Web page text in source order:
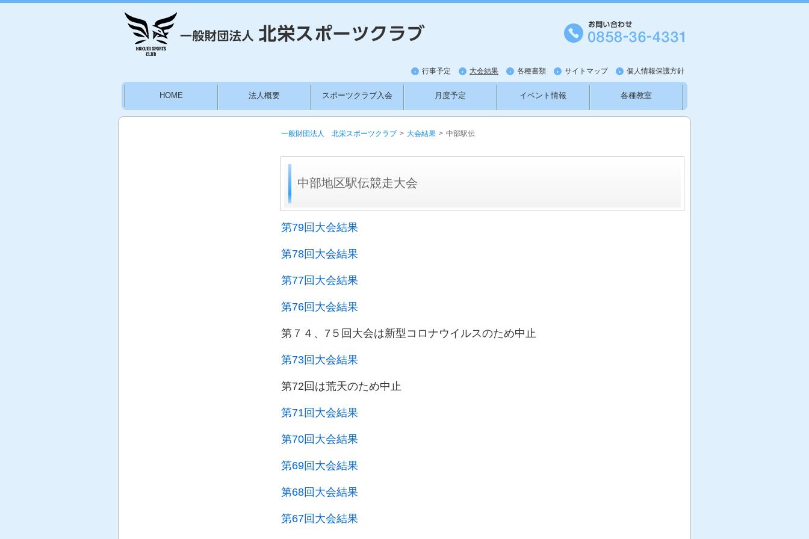
個人情報保護方針
サイトマップ
各種書類
大会結果
行事予定
HOME 法人概要 スポーツクラブ入会 月度予定 イベント情報 各種教室
お問い合わせ 施設紹介 新料金 ワットバイクの利用方法 お知らせ 新型コロナウイルス
一般財団法人 北栄スポーツクラブ > 大会結果 > 中部駅伝
中部地区駅伝競走大会
第79回大会結果
第78回大会結果
第77回大会結果
第76回大会結果
第７４、7５回大会は新型コロナウイルスのため中止
第73回大会結果
第72回は荒天のため中止
第71回大会結果
第70回大会結果
第69回大会結果
第68回大会結果
第67回大会結果